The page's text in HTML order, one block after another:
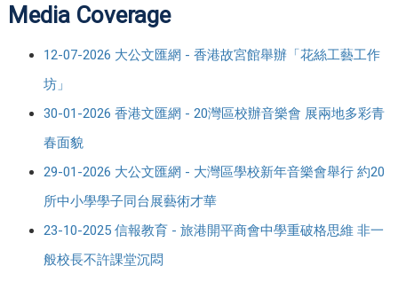
Media Coverage
12-07-2026 大公文匯網 - 香港故宮館舉辦「花絲工藝工作
坊」
30-01-2026 香港文匯網 - 20灣區校辦音樂會 展兩地多彩青
春面貌
29-01-2026 大公文匯網 - 大灣區學校新年音樂會舉行 約20
所中小學學子同台展藝術才華
23-10-2025 信報教育 - 旅港開平商會中學重破格思維 非一
般校長不許課堂沉悶